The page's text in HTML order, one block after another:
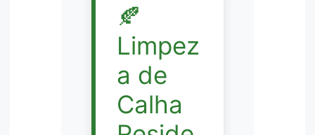
🍂
Limpez
a de
Calha